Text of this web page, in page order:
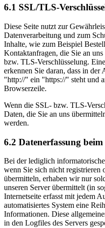
6.1 SSL/TLS-
Diese Seite nutzt zur
Datenverarbeitung und zum
Inhalte, wie zum Beispiel
Kontaktanfragen, die Sie an
bzw. TLS-Verschlüsselung.
erkennen Sie daran, dass in der
"http://" ein "https://" steht und
Browserzeile.
Wenn die SSL- bzw. TLS-
Daten, die Sie an uns
werden.
6.2 Datenerfassung
Bei der lediglich
wenn Sie sich nicht registrieren
übermitteln, erhaben wir nur
unseren Server übermittelt (in
Internetseite erfasst mit jedem
automatisiertes System eine
Informationen. Diese
in den Logfiles des Servers